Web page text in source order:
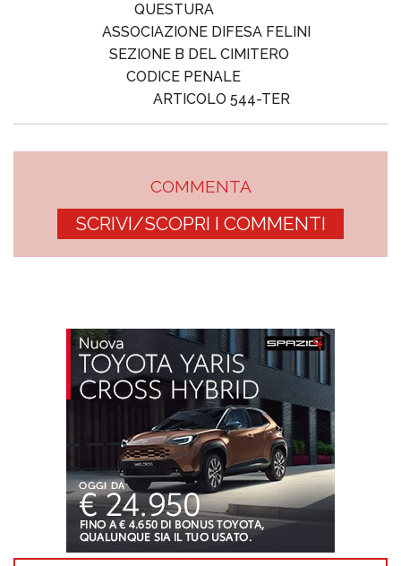
QUESTURA
ASSOCIAZIONE DIFESA FELINI
SEZIONE B DEL CIMITERO
CODICE PENALE
ARTICOLO 544-TER
COMMENTA
SCRIVI/SCOPRI I COMMENTI